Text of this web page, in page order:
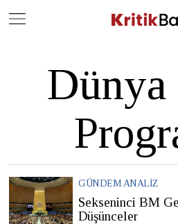
Dünya
GÜNDEM ANALIZ
Sekseninci BM
Düşünceler